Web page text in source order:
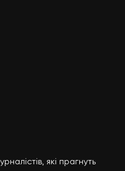
які прагнуть